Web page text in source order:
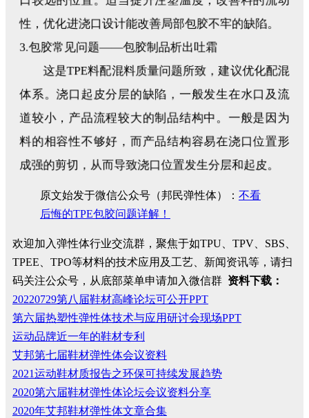
性，优化进浇口设计能改善局部包胶不牢的缺陷。
3.包胶常见问题——包胶制品析出吐霜
这是TPE料配混料质量问题所致，建议优化配混
体系。浇口起皮分层的缺陷，一般发生在水口及流
道较小，产品流程较大的制品结构中。一般是因为
料的相容性不够好，而产品结构容易在浇口位置形
成强的剪切，从而导致浇口位置发生分层和起皮。
原文始发于微信公众号（邦民弹性体）： 不看
后悔的TPE包胶问题详解！
欢迎加入弹性体行业交流群，聚焦于如TPU、TPV、SBS、
TPEE、TPO等材料的技术应用及工艺、新闻资讯等，请扫
码关注公众号，从底部菜单申请加入微信群 资料下载：
20220729第八届鞋材高峰论坛可公开PPT
第六届热塑性弹性体技术与应用研讨会现场PPT
运动品牌近一年的鞋材专利
艾邦第七届鞋材弹性体会议资料
2021运动鞋材质报告之环保可持续发展趋势
2020第六届鞋材弹性体论坛会议资料分享
2020年艾邦鞋材弹性体文章合集